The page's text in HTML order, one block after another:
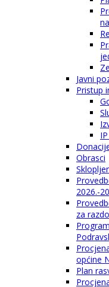
Javni
Pristup
Obrasci
2026.-
za
općine
Plan